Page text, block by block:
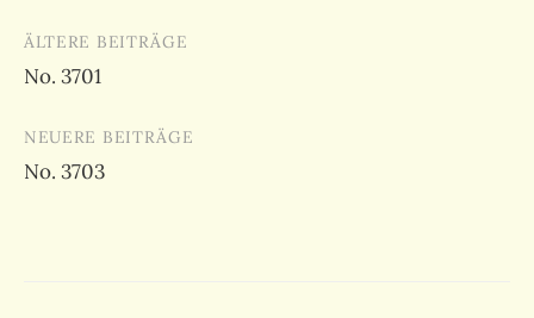
Beitragsnavigation
ÄLTERE BEITRÄGE
No. 3701
NEUERE BEITRÄGE
No. 3703